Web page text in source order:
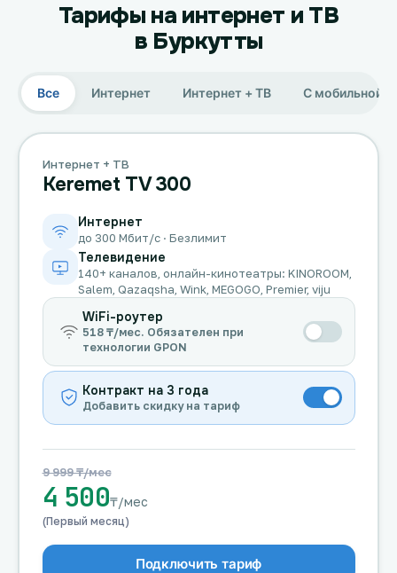
Подключиться к КазахТелеком
Тарифы на интернет и ТВ
в Буркутты
Все Интернет Интернет + ТВ С мобильной
Интернет + ТВ
Keremet TV 300
Интернет
до 300 Мбит/с · Безлимит
Телевидение
140+ каналов, онлайн-кинотеатры: KINOROOM,
Salem, Qazaqsha, Wink, MEGOGO, Premier, viju
WiFi-роутер
518 ₸/мес. Обязателен при
технологии GPON
Контракт на 3 года
Добавить скидку на тариф
9 999 ₸/мес
4 500₸/мес
(Первый месяц)
Подключить тариф